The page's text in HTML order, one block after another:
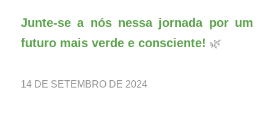
Junte-se a nós nessa jornada por um
futuro mais verde e consciente! 🌿
14 DE SETEMBRO DE 2024